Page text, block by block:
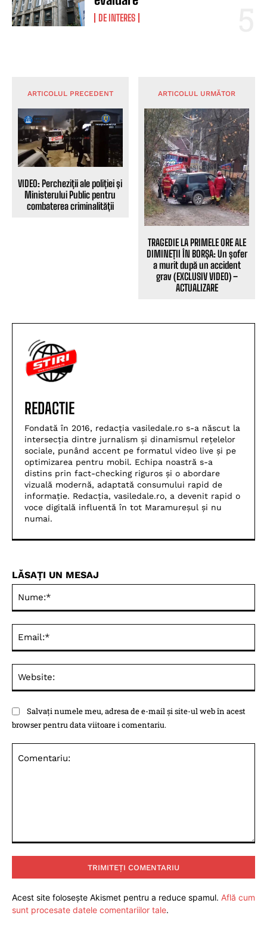
DE INTERES
ARTICOLUL PRECEDENT
VIDEO: Percheziții ale poliției și
Ministerului Public pentru
combaterea criminalității
ARTICOLUL URMĂTOR
TRAGEDIE LA PRIMELE ORE ALE
DIMINEȚII ÎN BORȘA: Un șofer
a murit după un accident
grav (EXCLUSIV VIDEO) –
ACTUALIZARE
REDACTIE
Fondată în 2016, redacția vasiledale.ro s-a născut la
intersecția dintre jurnalism și dinamismul rețelelor
sociale, punând accent pe formatul video live și pe
optimizarea pentru mobil. Echipa noastră s-a
distins prin fact-checking riguros și o abordare
vizuală modernă, adaptată consumului rapid de
informație. Redacția, vasiledale.ro, a devenit rapid o
voce digitală influentă în tot Maramureșul și nu
numai.
LĂSAȚI UN MESAJ
Salvați numele meu, adresa de e-mail și site-ul web în acest
browser pentru data viitoare i comentariu.
Acest site folosește Akismet pentru a reduce spamul. Află cum
sunt procesate datele comentariilor tale.